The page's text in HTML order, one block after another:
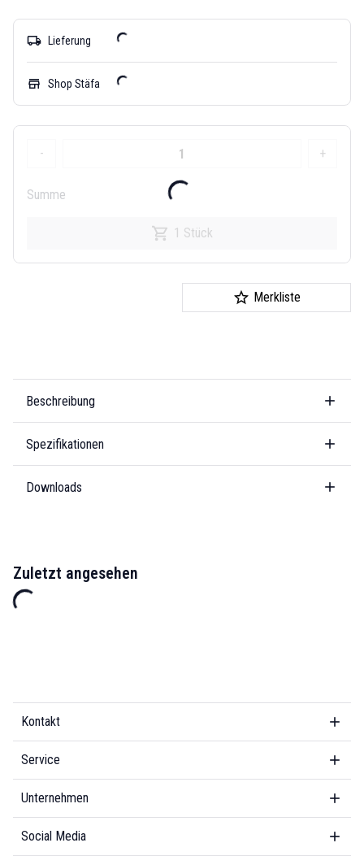
local_shipping Lieferung
store Shop Stäfa
- +
Summe
1 Stück
Merkliste
Beschreibung
Spezifikationen
Downloads
Zuletzt angesehen
Kontakt
Service
Unternehmen
Social Media